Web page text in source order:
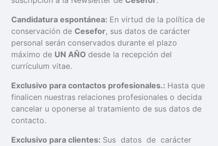
Candidatura espontánea: En virtud de la política de
conservación de Cesefor, sus datos de carácter
personal serán conservados durante el plazo
máximo de UN AÑO desde la recepción del
currículum vitae.
Exclusivo para contactos profesionales.: Hasta que
finalicen nuestras relaciones profesionales o decida
cancelar u oponerse al tratamiento de sus datos de
contacto.
Exclusivo para clientes: Sus datos de carácter